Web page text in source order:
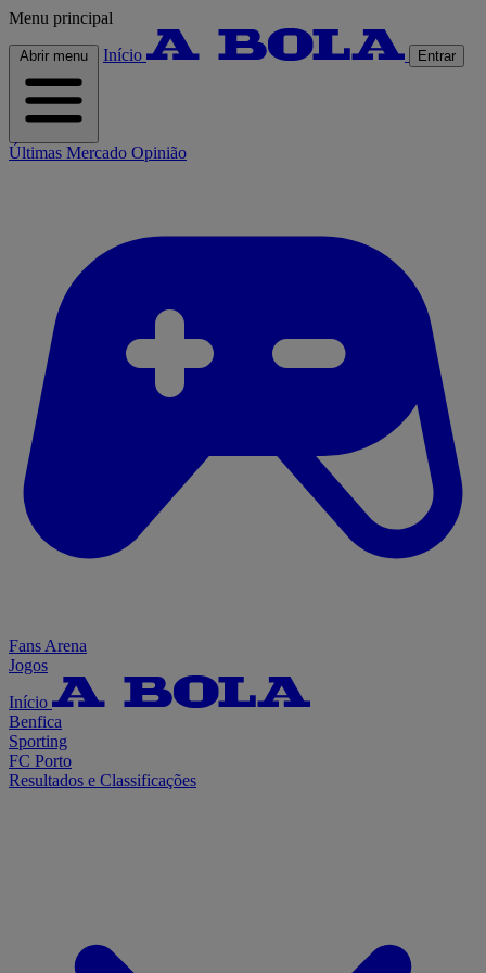
Menu principal
Abrir menu Início Entrar
Últimas Mercado Opinião
Fans Arena
Jogos
Início
Benfica
Sporting
FC Porto
Resultados e Classificações